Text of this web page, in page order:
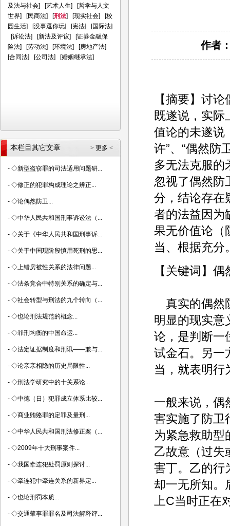
作者
【摘要】讨
既遂说，实际
值论的未遂说
许”、“偶然防
多无法克服的
忽视了偶然防
分，结论存在
者的法益因为
果无价值论（
当、根据充分
【关键词】
真实的偶然
明显的现实意
论，是判断一
试金石。另一
当，就表明行
一般来说，偶
害实施了防卫
为紧急救助型
乙故意（过失
害丁。乙的行
却一无所知。
上C当时正
及法与社会] [艺术人生] [哲学与人文
世界] [民商法] [刑法] [现实社会] [校
园生活] [没事逗你玩] [宪法] [国际法]
[诉讼法] [新法及评议] [证券金融保
险法] [劳动法] [环境法] [房地产法]
[合同法] [公司法] [婚姻继承法]
> 更多 <
本栏目其它文章
- ◇新型盗窃罪的司法适用问题研...
- ◇修正的犯罪构成理论之辨正...
- ◇论偶然防卫...
- ◇中华人民共和国刑事诉讼法（...
- ◇关于《中华人民共和国刑事诉...
- ◇关于中国现阶段慎用死刑的思...
- ◇上错房被性关系的法律问题...
- ◇法条竞合中特别关系的确定与...
- ◇社会转型与刑法的九个转向（...
- ◇也论刑法规范的概念...
- ◇罪刑均衡的中国命运...
- ◇法定证据制度和刑讯——兼与...
- ◇论亲亲相隐的历史局限性...
- ◇刑法学研究中的十关系论...
- ◇中德（日）犯罪成立体系比较...
- ◇商业贿赂罪的定罪及量刑...
- ◇中华人民共和国刑法修正案（...
- ◇2009年十大刑事案件...
- ◇我国牵连犯处罚原则探讨...
- ◇牵连犯中牵连关系的新界定...
- ◇也论刑罚本质...
- ◇交通肇事罪罪名及司法解释评...